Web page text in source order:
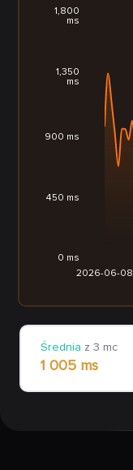
2026-06-08
0 ms
450 ms
900 ms
1,350
ms
1,800
ms
Średnia z 3 mc
1 005 ms